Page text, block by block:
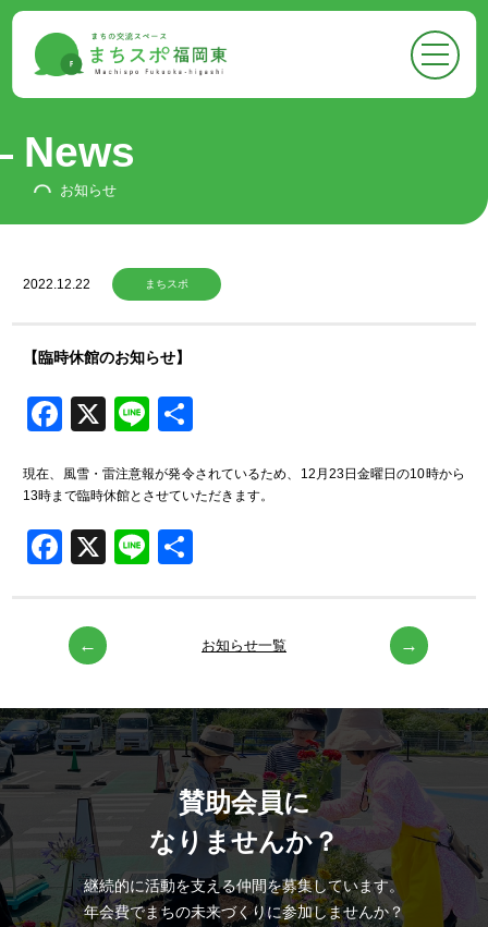
●トップページ
Top
●まちスポについて
-まちスポについて
-フロア案内
-お知らせ
●まちスポでできること
-イベントに参加する
-悩みを相談する
-情報収集ができる
●運営団体アタラボ
-アタラボとは
-アタラボからのお知らせ
●寄附・ボランティア
Join Us
-賛助会員で応援する
- 一般寄付で応援する
-ボランティアで応援する
● お問い合わせ
News
お知らせ
2022.12.22 まちスポ
【臨時休館のお知らせ】
Facebook
X Line
現在、風雪・雷注意報が発令されているため、12月23日金曜日の10時から
13時まで臨時休館とさせていただきます。
Facebook
X Line
お知らせ一覧
賛助会員に
なりませんか？
継続的に活動を支える仲間を募集しています。
年会費でまちの未来づくりに参加しませんか？